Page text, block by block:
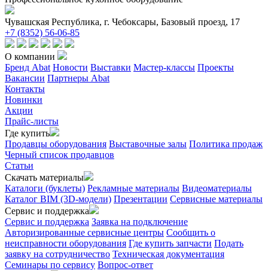
Чувашская Республика, г. Чебоксары, Базовый проезд, 17
+7 (8352) 56-06-85
О компании
Бренд Abat Новости Выставки Мастер-классы Проекты
Вакансии Партнеры Abat
Контакты
Новинки
Акции
Прайс-листы
Где купить
Продавцы оборудования Выставочные залы Политика продаж
Черный список продавцов
Статьи
Скачать материалы
Каталоги (буклеты) Рекламные материалы Видеоматериалы
Каталог BIM (3D-модели) Презентации Сервисные материалы
Сервис и поддержка
Сервис и поддержка Заявка на подключение
Авторизированные сервисные центры Сообщить о
неисправности оборудования Где купить запчасти Подать
заявку на сотрудничество Техническая документация
Семинары по сервису Вопрос-ответ